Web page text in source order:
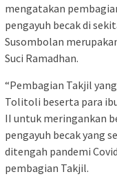
mengatakan
pengayuh becak di
Susombolan
Suci Ramadhan.
“Pembagian Takjil
Tolitoli beserta para
II untuk meringankan
pengayuh becak yang
ditengah pandemi
pembagian Takjil.